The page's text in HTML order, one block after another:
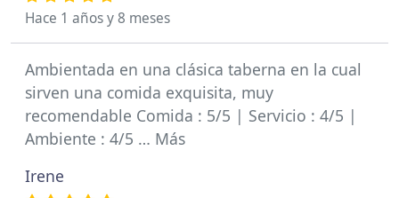
Hace 1 años y 8 meses
Ambientada en una clásica taberna en la cual
sirven una comida exquisita, muy
recomendable Comida : 5/5 | Servicio : 4/5 |
Ambiente : 4/5 … Más
Irene